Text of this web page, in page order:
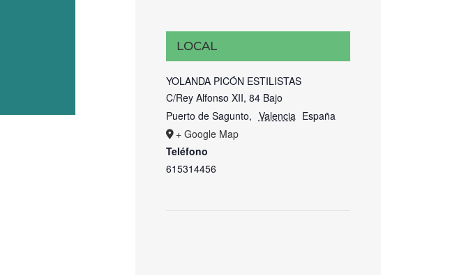
LOCAL
YOLANDA PICÓN ESTILISTAS
C/Rey Alfonso XII, 84 Bajo
Puerto de Sagunto, Valencia España
+ Google Map
Teléfono
615314456